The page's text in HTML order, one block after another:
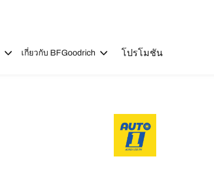
เกี่ยวกับ BFGoodrich โปรโมชัน